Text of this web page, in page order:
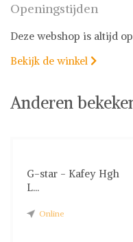
Openingstijden
Deze webshop is altijd
Bekijk de winkel 
Anderen
G-star - Kafey Hgh
L...
Online